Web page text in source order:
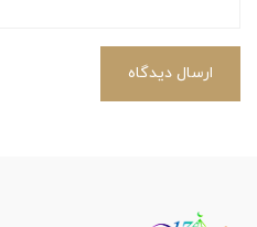
ارسال دیدگاه